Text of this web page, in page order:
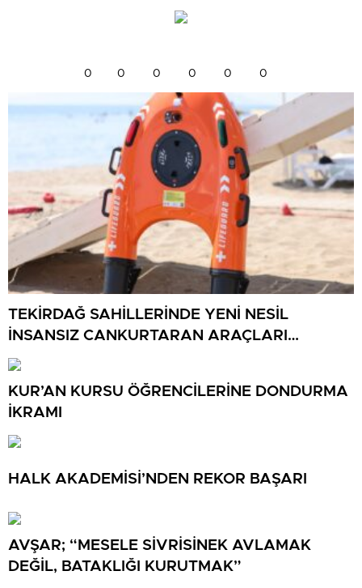
0 0 0 0 0 0
TEKİRDAĞ SAHİLLERİNDE YENİ NESİL
İNSANSIZ CANKURTARAN ARAÇLARI
GÖREVDE
KUR’AN KURSU ÖĞRENCİLERİNE DONDURMA
İKRAMI
HALK AKADEMİSİ’NDEN REKOR BAŞARI
AVŞAR; “MESELE SİVRİSİNEK AVLAMAK
DEĞİL, BATAKLIĞI KURUTMAK”